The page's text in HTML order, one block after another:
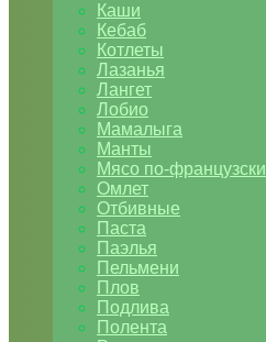
Каши
Кебаб
Котлеты
Лазанья
Лангет
Лобио
Мамалыга
Манты
Мясо по-французски
Омлет
Отбивные
Паста
Паэлья
Пельмени
Плов
Подлива
Полента